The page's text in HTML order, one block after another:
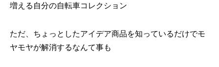
増える自分の自転車コレクション
ただ、ちょっとしたアイデア商品を知っているだけでモ
ヤモヤが解消するなんて事も